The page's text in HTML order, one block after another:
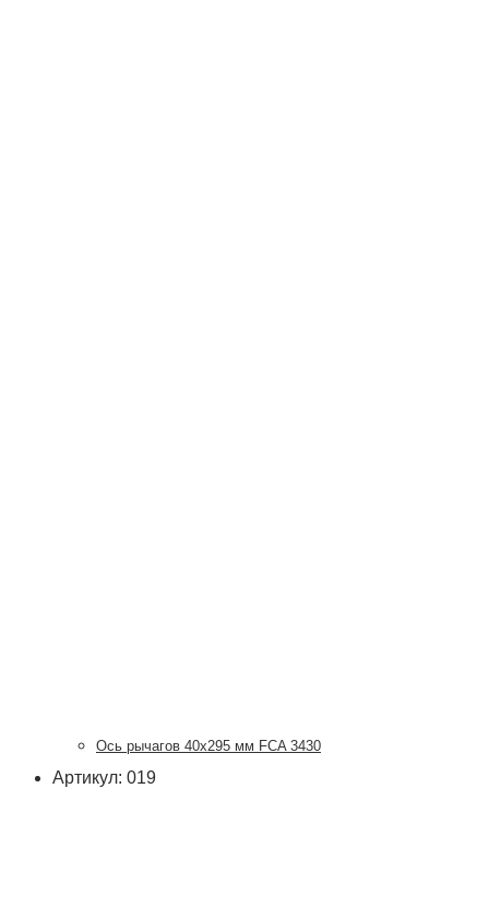
Ось рычагов 40х295 мм FCA 3430
Артикул: 019